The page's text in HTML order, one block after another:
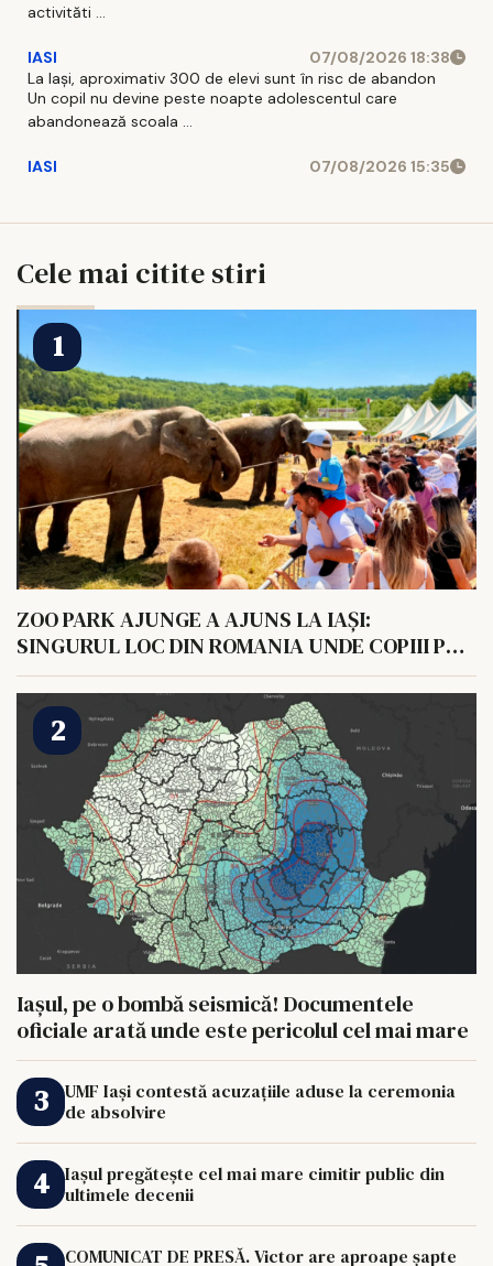
activităti ...
IASI
07/08/2026 18:38
La Iași, aproximativ 300 de elevi sunt în risc de abandon
Un copil nu devine peste noapte adolescentul care
abandonează scoala ...
IASI 07/08/2026 15:35
Cele mai citite stiri
ZOO PARK AJUNGE A AJUNS LA IAȘI:
SINGURUL LOC DIN ROMANIA UNDE COPIII POT
HRANI UN ELEFANT
Iașul, pe o bombă seismică! Documentele
oficiale arată unde este pericolul cel mai mare
UMF Iași contestă acuzațiile aduse la ceremonia
de absolvire
Iașul pregătește cel mai mare cimitir public din
ultimele decenii
COMUNICAT DE PRESĂ. Victor are aproape șapte